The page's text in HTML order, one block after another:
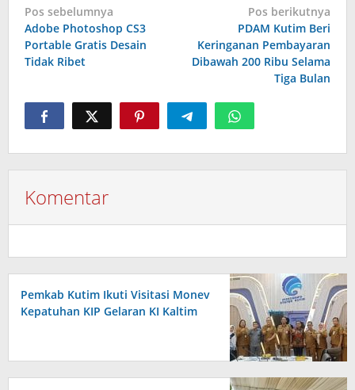
Navigasi
pos
Pos sebelumnya
Adobe Photoshop CS3
Portable Gratis Desain
Tidak Ribet
Pos berikutnya
PDAM Kutim Beri
Keringanan Pembayaran
Dibawah 200 Ribu Selama
Tiga Bulan
Komentar
Pemkab Kutim Ikuti Visitasi Monev
Kepatuhan KIP Gelaran KI Kaltim